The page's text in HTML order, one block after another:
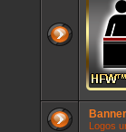
Banner
Logos